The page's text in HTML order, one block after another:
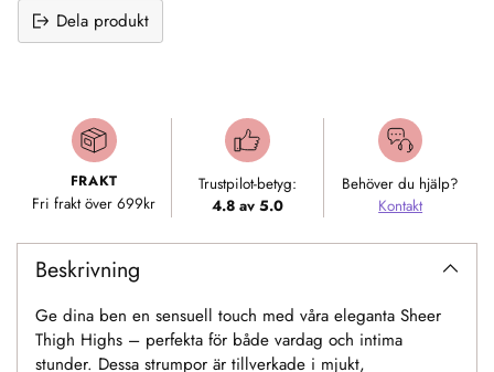
Dela produkt
varukorgenFRAKT
Fri frakt över 699kr
Trustpilot-betyg:
4.8 av 5.0
Behöver du hjälp?
Kontakt
Beskrivning
Ge dina ben en sensuell touch med våra eleganta Sheer
Thigh Highs – perfekta för både vardag och intima
stunder. Dessa strumpor är tillverkade i mjukt,